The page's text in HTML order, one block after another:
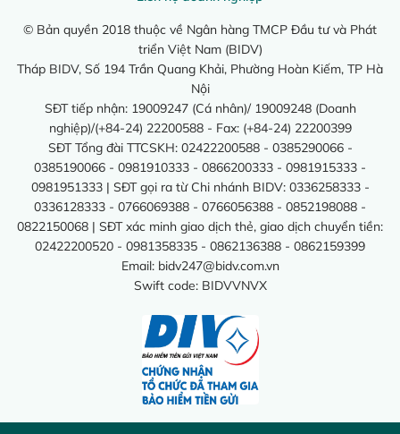
© Bản quyền 2018 thuộc về Ngân hàng TMCP Đầu tư và Phát
triển Việt Nam (BIDV)
Tháp BIDV, Số 194 Trần Quang Khải, Phường Hoàn Kiếm, TP Hà
Nội
SĐT tiếp nhận: 19009247 (Cá nhân)/ 19009248 (Doanh
nghiệp)/(+84-24) 22200588 - Fax: (+84-24) 22200399
SĐT Tổng đài TTCSKH: 02422200588 - 0385290066 -
0385190066 - 0981910333 - 0866200333 - 0981915333 -
0981951333 | SĐT gọi ra từ Chi nhánh BIDV: 0336258333 -
0336128333 - 0766069388 - 0766056388 - 0852198088 -
0822150068 | SĐT xác minh giao dịch thẻ, giao dịch chuyển tiền:
02422200520 - 0981358335 - 0862136388 - 0862159399
Email: bidv247@bidv.com.vn
Swift code: BIDVVNVX